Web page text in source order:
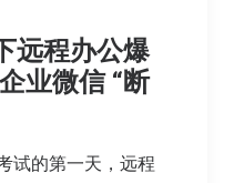
远程办公爆
业微信 “断
试的第一天，远程